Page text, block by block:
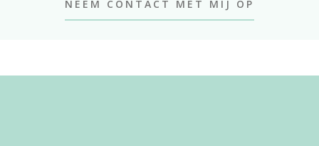
NEEM CONTACT MET MIJ OP